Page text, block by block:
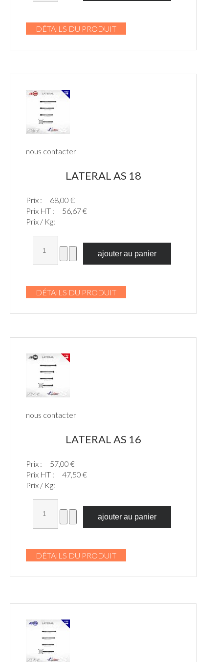
DÉTAILS DU PRODUIT
nous contacter
LATERAL AS 18
Prix :
68,00 €
Prix HT :
56,67 €
Prix / Kg:
DÉTAILS DU PRODUIT
nous contacter
LATERAL AS 16
Prix :
57,00 €
Prix HT :
47,50 €
Prix / Kg:
DÉTAILS DU PRODUIT